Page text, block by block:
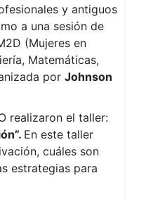
y antiguos
a una sesión de
(Mujeres en
Matemáticas,
por Johnson
realizaron el taller:
En este taller
cuáles son
estrategias para